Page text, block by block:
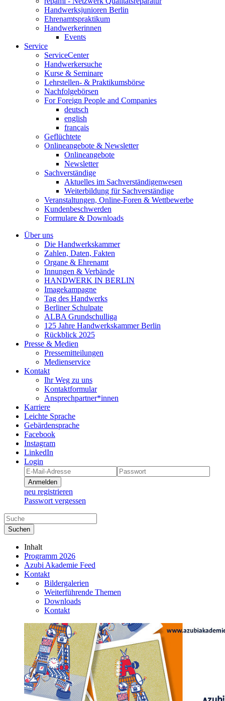
Handwerksjunioren Berlin
Ehrenamtspraktikum
Handwerkerinnen
Events
Service
ServiceCenter
Handwerkersuche
Kurse & Seminare
Lehrstellen- & Praktikumsbörse
Nachfolgebörsen
For Foreign People and Companies
deutsch
english
français
Geflüchtete
Onlineangebote & Newsletter
Onlineangebote
Newsletter
Sachverständige
Aktuelles im Sachverständigenwesen
Weiterbildung für Sachverständige
Veranstaltungen, Online-Foren & Wettbewerbe
Kundenbeschwerden
Formulare & Downloads
Über uns
Die Handwerkskammer
Zahlen, Daten, Fakten
Organe & Ehrenamt
Innungen & Verbände
HANDWERK IN BERLIN
Imagekampagne
Tag des Handwerks
Berliner Schulpate
ALBA Grundschulliga
125 Jahre Handwerkskammer Berlin
Rückblick 2025
Presse & Medien
Pressemitteilungen
Medienservice
Kontakt
Ihr Weg zu uns
Kontaktformular
Ansprechpartner*innen
Karriere
Leichte Sprache
Gebärdensprache
Facebook
Instagram
LinkedIn
Login
Anmelden
neu registrieren
Passwort vergessen
Suchen
Inhalt
Programm 2026
Azubi Akademie Feed
Kontakt
Bildergalerien
Weiterführende Themen
Downloads
Kontakt